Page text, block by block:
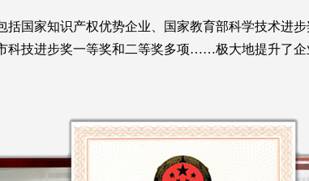
国家知识产权优势企业、国家教育部科学技术进
技进步奖一等奖和二等奖多项……极大地提升了企